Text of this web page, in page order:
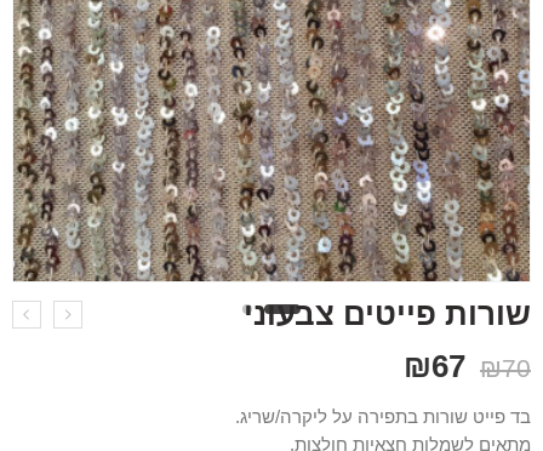
שורות פייטים צבעוני
₪70
₪67
בד פייט שורות בתפירה על ליקרה/שריג.
מתאים לשמלות חצאיות חולצות.